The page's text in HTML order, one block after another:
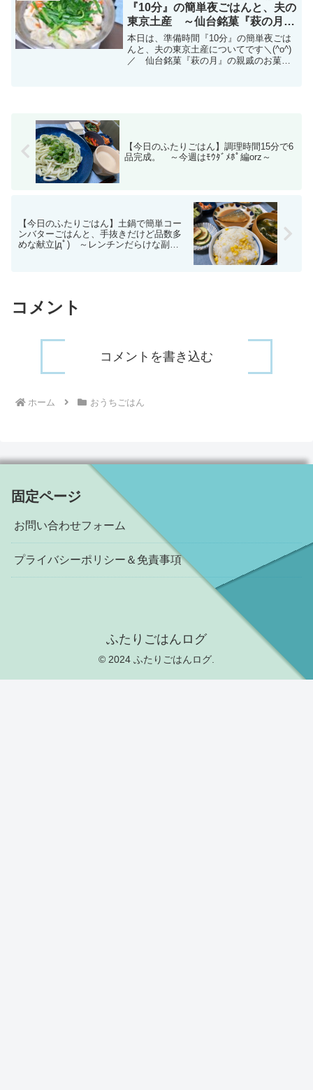
『10分』の簡単夜ごはんと、夫の
東京土産 ～仙台銘菓『萩の月』
の親戚お菓子編|дﾟ)～
本日は、準備時間『10分』の簡単夜ごは
んと、夫の東京土産についてです＼(^o^)
／ 仙台銘菓『萩の月』の親戚のお菓子
【今日のふたりごはん】調理時間15分で6
品完成。 ～今週はﾓｳﾀﾞﾒﾎﾟ編orz～
【今日のふたりごはん】土鍋で簡単コー
ンバターごはんと、手抜きだけど品数多
めな献立|дﾟ) ～レンチンだらけな副
コメント
コメントを書き込む
ホーム おうちごはん
固定ページ
お問い合わせフォーム
プライバシーポリシー＆免責事項
ふたりごはんログ
© 2024 ふたりごはんログ.